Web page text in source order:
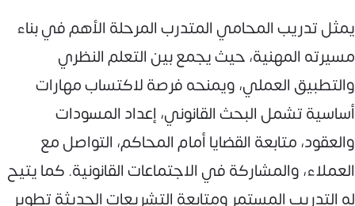
يمثل تدريب المحامي المتدرب المرحلة الأهم في بناء
مسيرته المهنية، حيث يجمع بين التعلم النظري
والتطبيق العملي، ويمنحه فرصة لاكتساب مهارات
أساسية تشمل البحث القانوني، إعداد المسودات
والعقود، متابعة القضايا أمام المحاكم، التواصل مع
العملاء، والمشاركة في الاجتماعات القانونية. كما يتيح
له التدريب المستمر ومتابعة التشريعات الحديثة تطوير